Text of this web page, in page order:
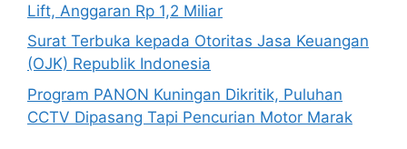
Lift, Anggaran Rp 1,2 Miliar
Surat Terbuka kepada Otoritas Jasa Keuangan
(OJK) Republik Indonesia
Program PANON Kuningan Dikritik, Puluhan
CCTV Dipasang Tapi Pencurian Motor Marak